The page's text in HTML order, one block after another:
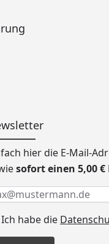
hier die E-Mail-
sofort einen 5,00
Eingabe erforderlich
erforderlich
*
Ich habe die